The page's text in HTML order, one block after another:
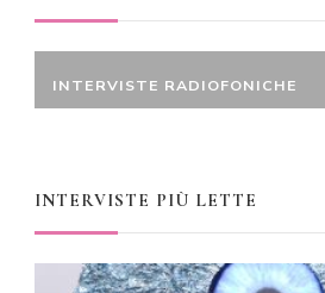
INTERVISTE RADIOFONICHE
INTERVISTE PIÙ LETTE